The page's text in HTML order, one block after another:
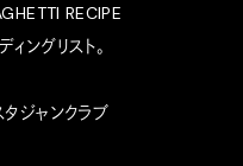
RECIPE
ングリスト。
ジャンクラブ